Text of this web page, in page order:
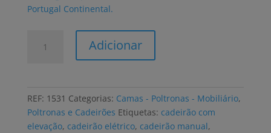
Portugal Continental.
EXÓTICO
com
Adicionar
REF: 1531 Categorias: Camas - Poltronas - Mobiliário,
Poltronas e Cadeirões Etiquetas: cadeirão com
elevação, cadeirão elétrico, cadeirão manual,